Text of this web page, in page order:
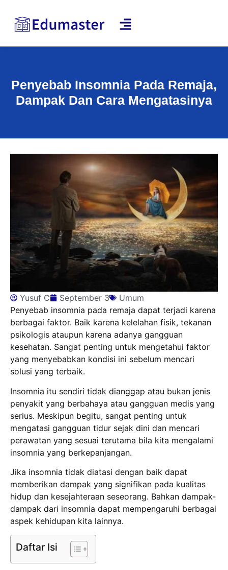
Penyebab Insomnia Pada Remaja,
Dampak Dan Cara Mengatasinya
Yusuf C September 3
Umum
Penyebab insomnia pada remaja dapat terjadi karena
berbagai faktor. Baik karena kelelahan fisik, tekanan
psikologis ataupun karena adanya gangguan
kesehatan. Sangat penting untuk mengetahui faktor
yang menyebabkan kondisi ini sebelum mencari
solusi yang terbaik.
Insomnia itu sendiri tidak dianggap atau bukan jenis
penyakit yang berbahaya atau gangguan medis yang
serius. Meskipun begitu, sangat penting untuk
mengatasi gangguan tidur sejak dini dan mencari
perawatan yang sesuai terutama bila kita mengalami
insomnia yang berkepanjangan.
Jika insomnia tidak diatasi dengan baik dapat
memberikan dampak yang signifikan pada kualitas
hidup dan kesejahteraan seseorang. Bahkan dampak-
dampak dari insomnia dapat mempengaruhi berbagai
aspek kehidupan kita lainnya.
Daftar Isi